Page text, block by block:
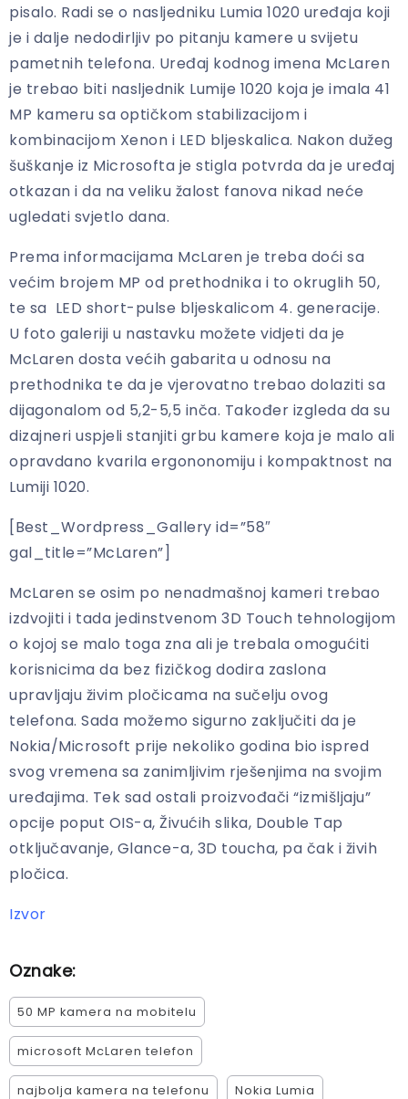
pisalo. Radi se o nasljedniku Lumia 1020 uređaja koji
je i dalje nedodirljiv po pitanju kamere u svijetu
pametnih telefona. Uređaj kodnog imena McLaren
je trebao biti nasljednik Lumije 1020 koja je imala 41
MP kameru sa optičkom stabilizacijom i
kombinacijom Xenon i LED bljeskalica. Nakon dužeg
šuškanje iz Microsofta je stigla potvrda da je uređaj
otkazan i da na veliku žalost fanova nikad neće
ugledati svjetlo dana.
Prema informacijama McLaren je treba doći sa
većim brojem MP od prethodnika i to okruglih 50,
te sa LED short-pulse bljeskalicom 4. generacije.
U foto galeriji u nastavku možete vidjeti da je
McLaren dosta većih gabarita u odnosu na
prethodnika te da je vjerovatno trebao dolaziti sa
dijagonalom od 5,2-5,5 inča. Također izgleda da su
dizajneri uspjeli stanjiti grbu kamere koja je malo ali
opravdano kvarila ergononomiju i kompaktnost na
Lumiji 1020.
[Best_Wordpress_Gallery id=”58″
gal_title=”McLaren”]
McLaren se osim po nenadmašnoj kameri trebao
izdvojiti i tada jedinstvenom 3D Touch tehnologijom
o kojoj se malo toga zna ali je trebala omogućiti
korisnicima da bez fizičkog dodira zaslona
upravljaju živim pločicama na sučelju ovog
telefona. Sada možemo sigurno zaključiti da je
Nokia/Microsoft prije nekoliko godina bio ispred
svog vremena sa zanimljivim rješenjima na svojim
uređajima. Tek sad ostali proizvođači “izmišljaju”
opcije poput OIS-a, Živućih slika, Double Tap
otključavanje, Glance-a, 3D toucha, pa čak i živih
pločica.
Izvor
Oznake:
50 MP kamera na mobitelu
microsoft McLaren telefon
najbolja kamera na telefonu Nokia Lumia